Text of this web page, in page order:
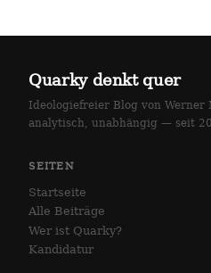
Quarky denkt quer
Ideologiefreier Blog von Werner
analytisch, unabhängig — seit
SEITEN
Startseite
Alle Beiträge
Wer ist Quarky?
Kandidatur